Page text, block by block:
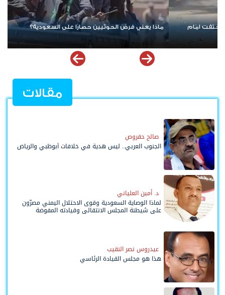
نيران واشنطن تتصاعد.. مواجهة أمريكية إيرانية جديدة تهدد أمن الخليج
وترفع أسعار النفط
مقالات
صالح حقروص
الجنوب العربي.. ليس هدية في خلافات أبوظبي والرياض
د. أمين العلياني
لماذا الوصاية السعودية وقوى الاحتلال اليمني مصرّون
على شيطنة المجلس الانتقالي وقيادته المفوضة
عيدروس نصر النقيب
هذا هو مجلس القيادة الرئاسي